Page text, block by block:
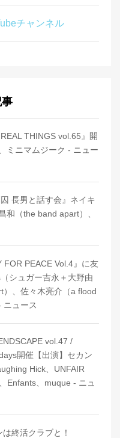
チャンネル
THINGS vol.65』開
ミニマムジーク - ニュー
長男と話す会』ネイキ
和（the band apart）、
FOR PEACE Vol.4』に友
シュガー吉永＋大野由
、佐々木亮介（a flood
ニュース
vol.47 /
開催【出演】セカン
Hick、UNFAIR
Enfants、muque - ニュ
終活クラブと！